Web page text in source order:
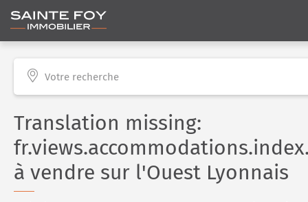
Votre recherche
Translation missing:
à vendre sur l'Ouest Lyonnais